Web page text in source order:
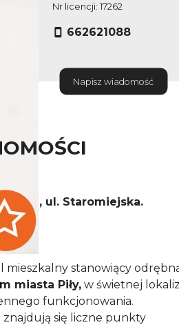
Nr licencji: 17262
662621088
Napisz wiadomość
Piła, ul. Staromiejska.
stanowiący
miasta Piły, w świetnej
funkcjonowania.
się liczne punkty